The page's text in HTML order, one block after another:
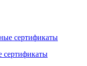
сертификаты
сертификаты